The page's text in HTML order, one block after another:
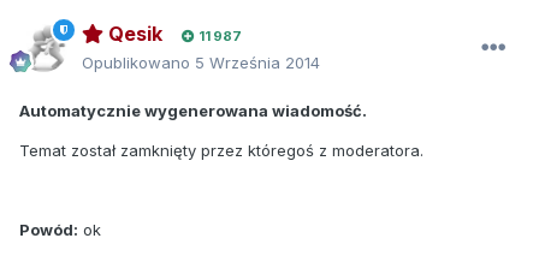
Qesik 11 987
Opublikowano 5 Września 2014
Automatycznie wygenerowana wiadomość.
Temat został zamknięty przez któregoś z moderatora.
Powód: ok